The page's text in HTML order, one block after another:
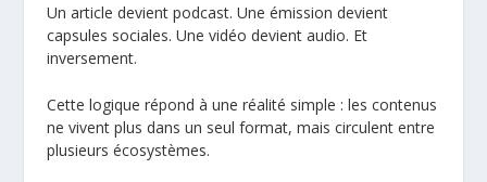
Un article devient podcast. Une émission devient
capsules sociales. Une vidéo devient audio. Et
inversement.
Cette logique répond à une réalité simple : les contenus
ne vivent plus dans un seul format, mais circulent entre
plusieurs écosystèmes.